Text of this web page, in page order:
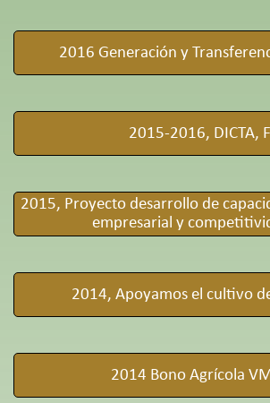
2016 Generación y
2015-2016, DICTA, F
2015, Proyecto desarrollo de
empresarial y
2014, Apoyamos el cultivo
2014 Bono Agrícola